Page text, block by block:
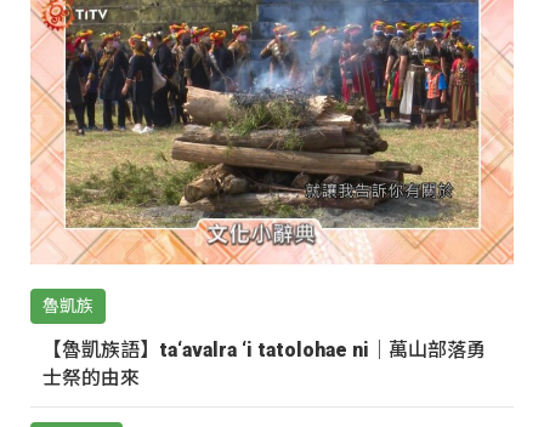
魯凱族
【魯凱族語】ta‘avalra ‘i tatolohae ni｜萬山部落勇
士祭的由來